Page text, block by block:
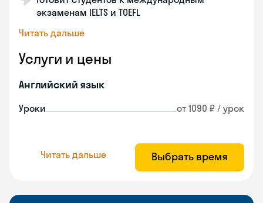
экзаменам IELTS и TOEFL
Читать дальше
Услуги и цены
Английский язык
Уроки от 1090 ₽ / урок
Читать дальше Выбрать время